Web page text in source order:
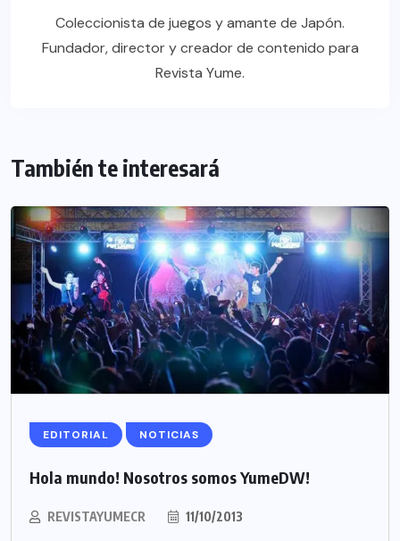
Coleccionista de juegos y amante de Japón.
Fundador, director y creador de contenido para
Revista Yume.
También te interesará
EDITORIAL NOTICIAS
Hola mundo! Nosotros somos YumeDW!
REVISTAYUMECR 11/10/2013